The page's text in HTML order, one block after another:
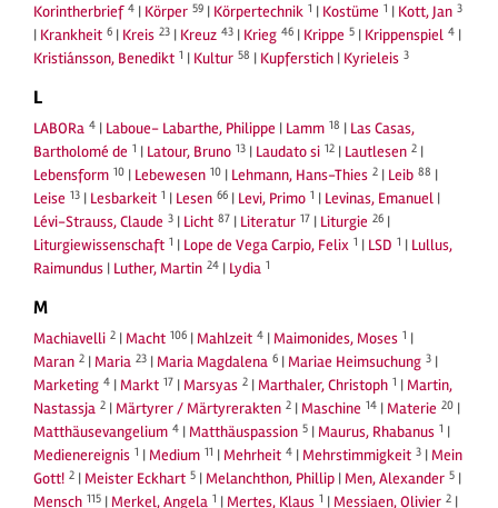
Korintherbrief 4 | Körper 59 | Körpertechnik 1 | Kostüme 1 | Kott, Jan 3
| Krankheit 6 | Kreis 23 | Kreuz 43 | Krieg 46 | Krippe 5 | Krippenspiel 4 |
Kristiánsson, Benedikt 1 | Kultur 58 | Kupferstich | Kyrieleis 3
L
LABORa 4 | Laboue- Labarthe, Philippe | Lamm 18 | Las Casas,
Bartholomé de 1 | Latour, Bruno 13 | Laudato si 12 | Lautlesen 2 |
Lebensform 10 | Lebewesen 10 | Lehmann, Hans-Thies 2 | Leib 88 |
Leise 13 | Lesbarkeit 1 | Lesen 66 | Levi, Primo 1 | Levinas, Emanuel |
Lévi-Strauss, Claude 3 | Licht 87 | Literatur 17 | Liturgie 26 |
Liturgiewissenschaft 1 | Lope de Vega Carpio, Felix 1 | LSD 1 | Lullus,
Raimundus | Luther, Martin 24 | Lydia 1
M
Machiavelli 2 | Macht 106 | Mahlzeit 4 | Maimonides, Moses 1 |
Maran 2 | Maria 23 | Maria Magdalena 6 | Mariae Heimsuchung 3 |
Marketing 4 | Markt 17 | Marsyas 2 | Marthaler, Christoph 1 | Martin,
Nastassja 2 | Märtyrer / Märtyrerakten 2 | Maschine 14 | Materie 20 |
Matthäusevangelium 4 | Matthäuspassion 5 | Maurus, Rhabanus 1 |
Medienereignis 1 | Medium 11 | Mehrheit 4 | Mehrstimmigkeit 3 | Mein
Gott! 2 | Meister Eckhart 5 | Melanchthon, Phillip | Men, Alexander 5 |
Mensch 115 | Merkel, Angela 1 | Mertes, Klaus 1 | Messiaen, Olivier 2 |